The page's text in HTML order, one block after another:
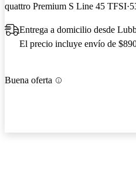
quattro Premium S Line 45 TFSI
Entrega a domicilio desde
El precio incluye envío de
Buena oferta